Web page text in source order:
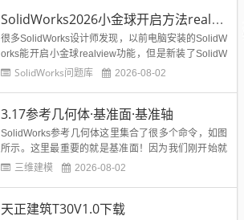
SolidWorks2026小金球开启方法realview功能开启
很多SolidWorks设计师发现，以前电脑安装的SolidW
orks能开启小金球realview功能，但是新装了SolidW
orks2026之后小金球没有了，那么今天溪风就以我自
SolidWorks问题库 2026-08-02
3.17参考几何体·基准面·基准轴
SolidWorks参考几何体这里集合了很多个命令，如图
所示。这里最重要的就是基准面！因为我们刚开始就
三个基准面，分别是前视、上视、右视，随着我们的
图。所以这一节非常的重要。基准面的属性管理器如
三维建模 2026-08-02
天正建筑T30V1.0下载